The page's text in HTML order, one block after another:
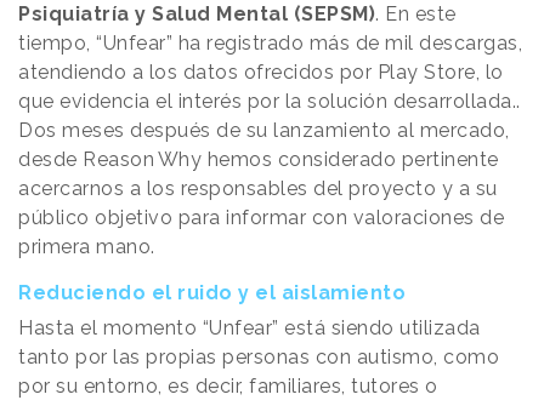
Psiquiatría y Salud Mental (SEPSM). En este
tiempo, “Unfear” ha registrado más de mil descargas,
atendiendo a los datos ofrecidos por Play Store, lo
que evidencia el interés por la solución desarrollada..
Dos meses después de su lanzamiento al mercado,
desde Reason Why hemos considerado pertinente
acercarnos a los responsables del proyecto y a su
público objetivo para informar con valoraciones de
primera mano.
Reduciendo el ruido y el aislamiento
Hasta el momento “Unfear” está siendo utilizada
tanto por las propias personas con autismo, como
por su entorno, es decir, familiares, tutores o